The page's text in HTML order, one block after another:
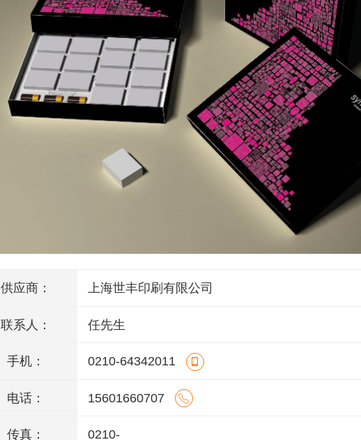
供应商： 上海世丰印刷有限公司
联系人： 任先生
手机： 0210-64342011
电话： 15601660707
传真： 0210-